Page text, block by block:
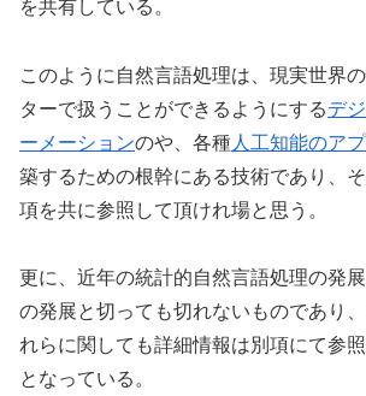
を共有している。
このように自然言語処理は、現実世界
ターで扱うことができるようにするデ
ーメーションのや、各種人工知能のア
築するための根幹にある技術であり、
項を共に参照して頂けれ場と思う。
更に、近年の統計的自然言語処理の発展
の発展と切っても切れないものであり
れらに関しても詳細情報は別項にて参
となっている。